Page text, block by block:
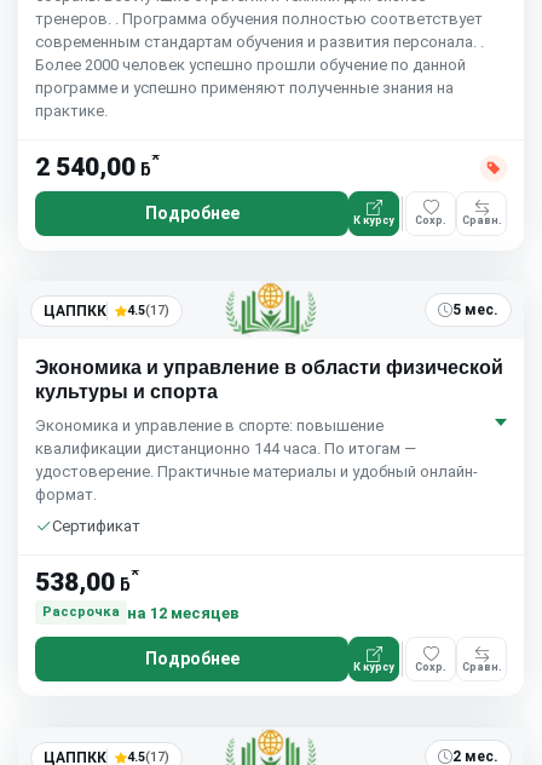
тренеров. . Программа обучения полностью соответствует
современным стандартам обучения и развития персонала. .
Более 2000 человек успешно прошли обучение по данной
программе и успешно применяют полученные знания на
практике.
2 540,00 ƃ*
Подробнее К курсу Сохр. Сравн.
ЦАППКК 4.5(17) 5 мес.
Экономика и управление в области физической
культуры и спорта
Экономика и управление в спорте: повышение
квалификации дистанционно 144 часа. По итогам —
удостоверение. Практичные материалы и удобный онлайн-
формат.
Сертификат
538,00 ƃ*
Рассрочка на 12 месяцев
Подробнее К курсу Сохр. Сравн.
ЦАППКК 4.5(17) 2 мес.